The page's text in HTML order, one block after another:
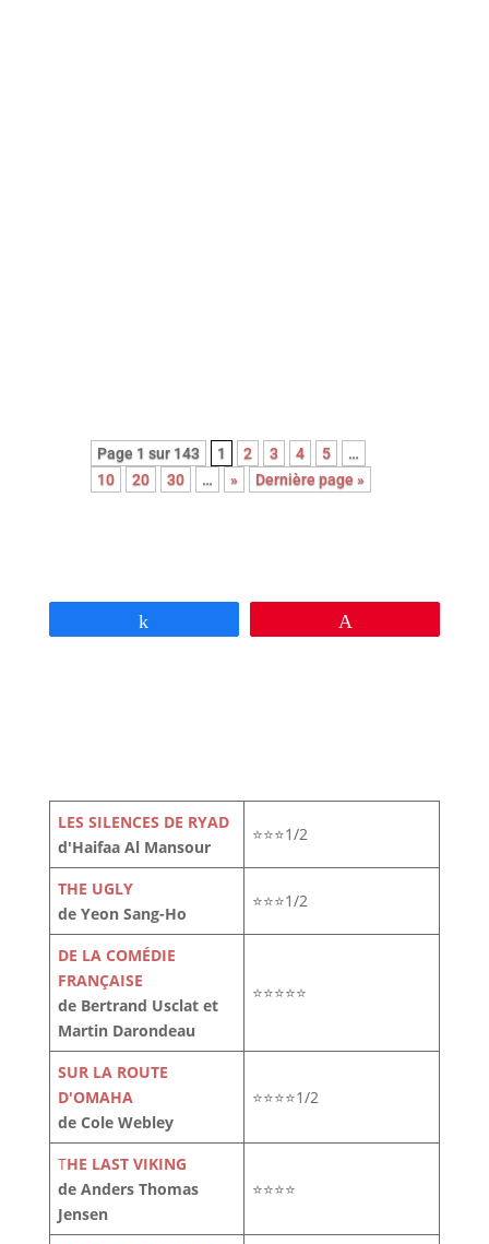
Page 1 sur 143 1 2 3 4 5
…
10
20 30 … » Dernière page »
LES SILENCES DE RYAD
d'Haifaa Al Mansour
⭐⭐⭐1/2
THE UGLY
de Yeon Sang-Ho
⭐⭐⭐1/2
DE LA COMÉDIE
FRANÇAISE
de Bertrand Usclat et
Martin Darondeau
⭐⭐⭐⭐⭐
SUR LA ROUTE
D'OMAHA
de Cole Webley
⭐⭐⭐⭐1/2
THE LAST VIKING
de Anders Thomas
Jensen
⭐⭐⭐⭐